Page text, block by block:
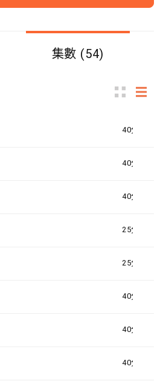
集數 (54)
40分鐘
40分鐘
40分鐘
25分鐘
25分鐘
40分鐘
40分鐘
40分鐘